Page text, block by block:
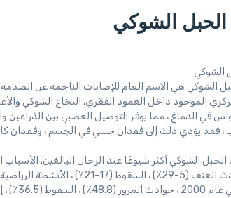
الحبل الشوكي
الشوكي
الشوكي هي الاسم العام للإصابات الناجمة عن
الموجود داخل العمود الفقري. النخاع الشوكي
في الدماغ ، مما يوفر التوصيل العصبي بين